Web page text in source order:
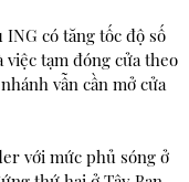
có tăng tốc độ số
tạm đóng cửa theo
vẫn cần mở cửa
với mức phủ sóng ở